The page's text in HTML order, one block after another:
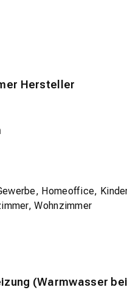
Hersteller
Homeoffice,
Wohnzimmer
(Warmwasser bei